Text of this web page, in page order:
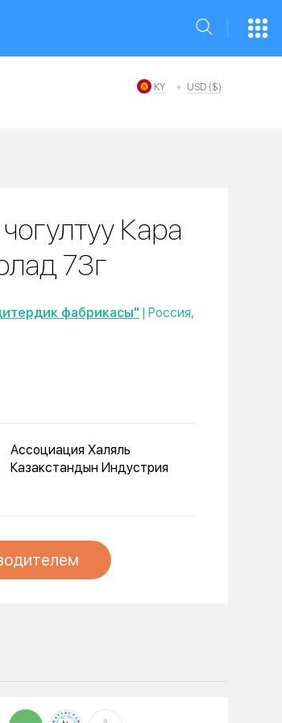
USD ($)
KY
Кара
73г
фабрикасы" | Россия,
Ассоциация Халяль
Казакстандын Индустрия